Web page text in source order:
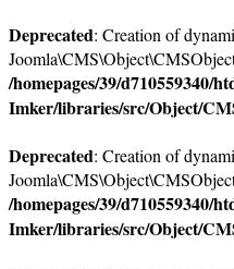
Deprecated: Creation of
/homepages/39/d710559340/
Imker/libraries/src/Object/
Deprecated: Creation of
/homepages/39/d710559340/
Imker/libraries/src/Object/